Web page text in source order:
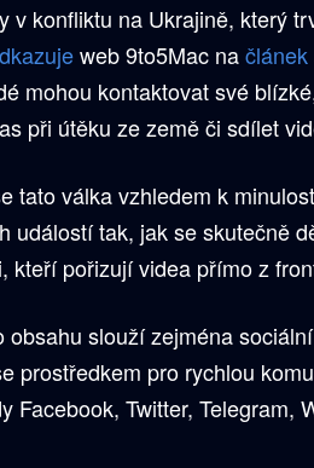
v konfliktu na Ukrajině, který
web 9to5Mac načlánek
mohou kontaktovat své
při útěku ze země či sdílet
tato válka vzhledem k
událostí tak, jak se skutečně
kteří pořizují videa přímo z
obsahu slouží zejména
prostředkem pro rychlou
Facebook, Twitter, Telegram,